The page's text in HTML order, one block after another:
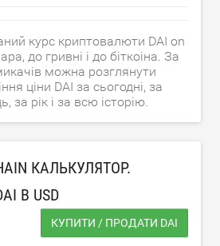
курс криптовалюти DAI on
до гривні і до біткоіна. За
можна розглянути
ціни DAI за сьогодні, за
за рік і за всю історію.
КАЛЬКУЛЯТОР.
В USD
КУПИТИ / ПРОДАТИ DAI